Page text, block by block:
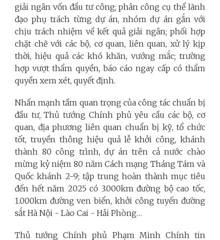
giải ngân vốn đầu tư công; phân công cụ thể lãnh
đạo phụ trách từng dự án, nhóm dự án gắn với
chịu trách nhiệm về kết quả giải ngân; phối hợp
chặt chẽ với các bộ, cơ quan, liên quan, xử lý kịp
thời, hiệu quả các khó khăn, vướng mắc; trường
hợp vượt thẩm quyền, báo cáo ngay cấp có thẩm
quyền xem xét, quyết định.
Nhấn mạnh tầm quan trọng của công tác chuẩn bị
đầu tư, Thủ tướng Chính phủ yêu cầu các bộ, cơ
quan, địa phương liên quan chuẩn bị kỹ, tổ chức
tốt, truyền thông hiệu quả lễ khởi công, khánh
thành 80 công trình, dự án trên cả nước chào
mừng kỷ niệm 80 năm Cách mạng Tháng Tám và
Quốc khánh 2-9; tập trung hoàn thành mục tiêu
đến hết năm 2025 có 3.000km đường bộ cao tốc,
1.000km đường ven biển, khởi công tuyến đường
sắt Hà Nội - Lào Cai - Hải Phòng…
Thủ tướng Chính phủ Phạm Minh Chính tin